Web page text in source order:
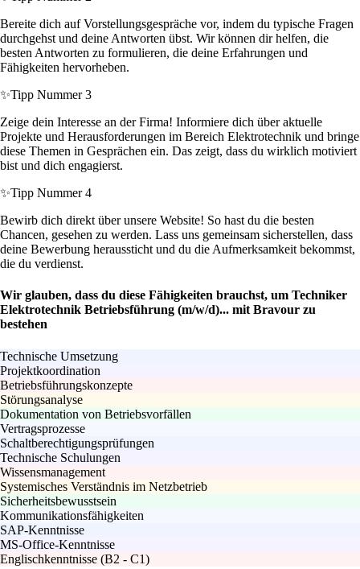
Bereite dich auf Vorstellungsgespräche vor, indem du typische Fragen
durchgehst und deine Antworten übst. Wir können dir helfen, die
besten Antworten zu formulieren, die deine Erfahrungen und
Fähigkeiten hervorheben.
✨Tipp Nummer 3
Zeige dein Interesse an der Firma! Informiere dich über aktuelle
Projekte und Herausforderungen im Bereich Elektrotechnik und bringe
diese Themen in Gesprächen ein. Das zeigt, dass du wirklich motiviert
bist und dich engagierst.
✨Tipp Nummer 4
Bewirb dich direkt über unsere Website! So hast du die besten
Chancen, gesehen zu werden. Lass uns gemeinsam sicherstellen, dass
deine Bewerbung heraussticht und du die Aufmerksamkeit bekommst,
die du verdienst.
Wir glauben, dass du diese Fähigkeiten brauchst, um Techniker
Elektrotechnik Betriebsführung (m/w/d)... mit Bravour zu
bestehen
Technische Umsetzung
Projektkoordination
Betriebsführungskonzepte
Störungsanalyse
Dokumentation von Betriebsvorfällen
Vertragsprozesse
Schaltberechtigungsprüfungen
Technische Schulungen
Wissensmanagement
Systemisches Verständnis im Netzbetrieb
Sicherheitsbewusstsein
Kommunikationsfähigkeiten
SAP-Kenntnisse
MS-Office-Kenntnisse
Englischkenntnisse (B2 - C1)